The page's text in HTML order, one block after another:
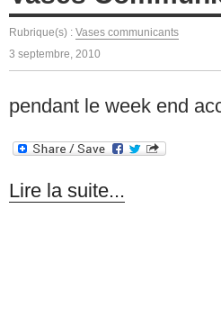
Rubrique(s) : Vases communicants
3 septembre, 2010
pendant le week end
Lire la suite...